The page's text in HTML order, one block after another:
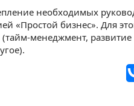
необходимых
«Простой бизнес». Для
менеджмент,